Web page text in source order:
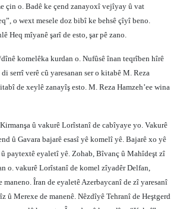
çin o. Badê ke çend zanayoxî vejîyay û vat
o wext mesele doz bibî ke behsê çîyî beno.
Heq mîyanê şarî de esto, şar pê zano.
komelêka kurdan o. Nufûsê înan teqrîben hîrê
serrî verê cû yaresanan ser o kitabê M. Reza
de xeylê zanayîş esto. M. Reza Hamzeh’ee wina
û vakurê Lorîstanî de cabîyaye yo. Vakurê
û Gavara bajarê esasî yê komelî yê. Bajarê xo yê
paytextê eyaletî yê. Zohab, Bîvanç û Mahîdeşt zî
o. vakurê Lorîstanî de komel zîyadêr Delfan,
maneno. Îran de eyaletê Azerbaycanî de zî yaresanî
û Merexe de manenê. Nêzdîyê Tehranî de Heştgerd